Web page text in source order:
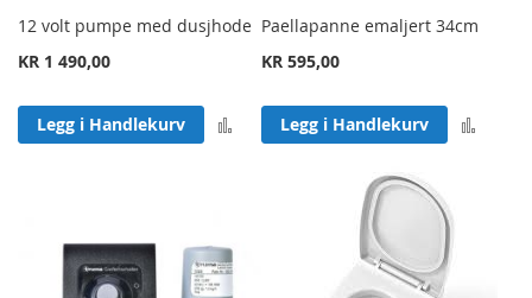
12 volt pumpe med dusjhode
KR 1 490,00
Legg i Handlekurv Legg til sammenligning
Paellapanne emaljert 34cm
KR 595,00
Legg i Handlekurv